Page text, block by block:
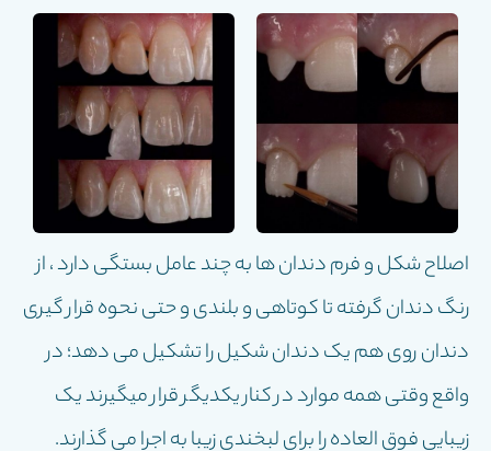
اصلاح شکل و فرم دندان ها به چند عامل بستگی دارد ، از
رنگ دندان گرفته تا کوتاهی و بلندی و حتی نحوه قرار گیری
دندان روی هم یک دندان شکیل را تشکیل می دهد؛ در
واقع وقتی همه موارد در کنار یکدیگر قرار میگیرند یک
زیبایی فوق العاده را برای لبخندی زیبا به اجرا می گذارند.